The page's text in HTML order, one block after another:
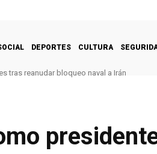
DEPORTES CULTURA
tras reanudar bloqueo naval a Irán